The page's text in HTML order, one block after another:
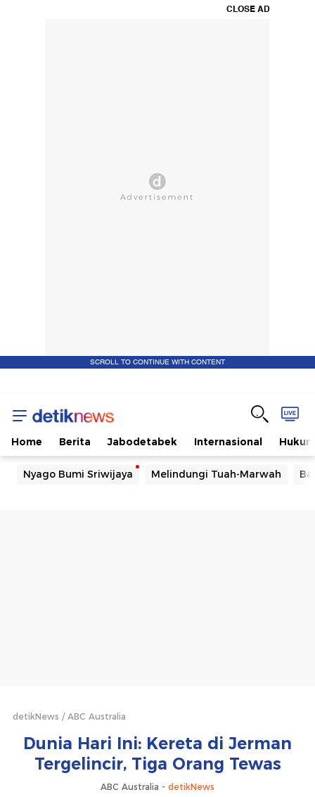
CLOSE AD
SCROLL TO CONTINUE WITH CONTENT
Home Berita Jabodetabek Internasional Hukum
Nyago Bumi Sriwijaya Melindungi Tuah-Marwah
detikNews ABC Australia
Dunia Hari Ini: Kereta di Jerman
Tergelincir, Tiga Orang Tewas
ABC Australia - detikNews